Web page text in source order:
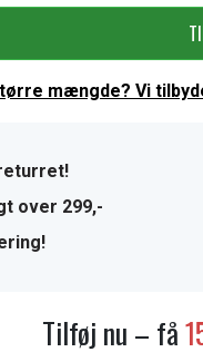
mængde? Vi
over 299,-
Tilføj nu – få